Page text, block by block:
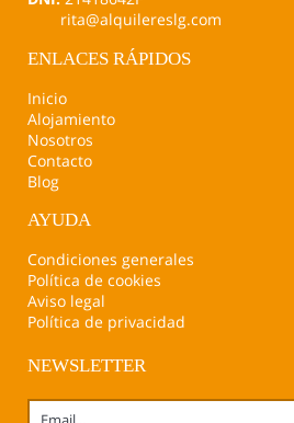
rita@alquilereslg.com
ENLACES RÁPIDOS
Inicio
Alojamiento
Nosotros
Contacto
Blog
AYUDA
Condiciones generales
Política de cookies
Aviso legal
Política de privacidad
NEWSLETTER